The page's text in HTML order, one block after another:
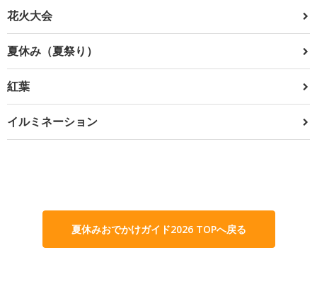
花火大会
夏休み（夏祭り）
紅葉
イルミネーション
夏休みおでかけガイド2026 TOPへ戻る